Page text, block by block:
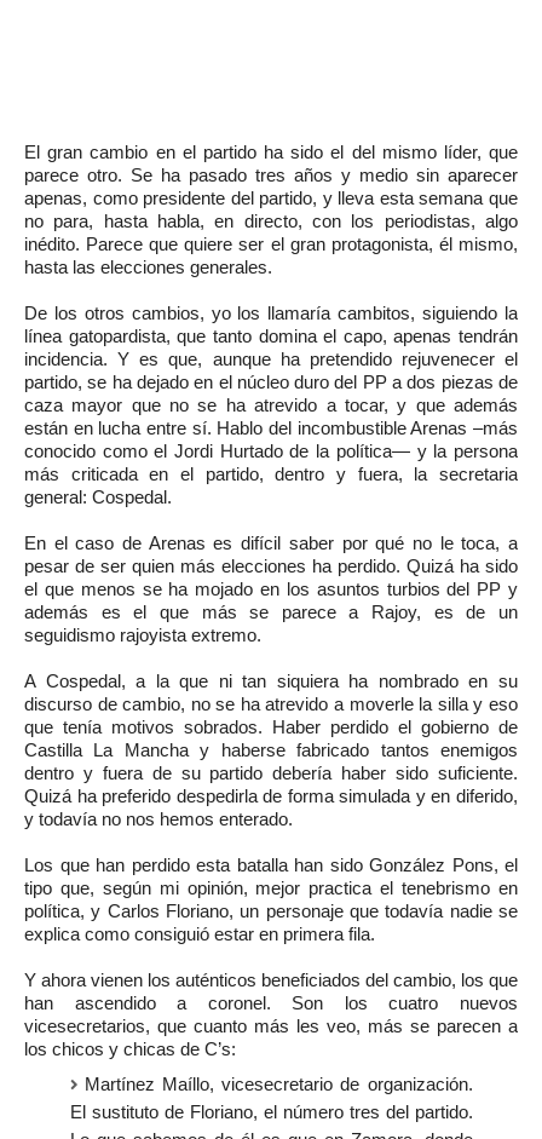
El gran cambio en el partido ha sido el del mismo líder, que
parece otro. Se ha pasado tres años y medio sin aparecer
apenas, como presidente del partido, y lleva esta semana que
no para, hasta habla, en directo, con los periodistas, algo
inédito. Parece que quiere ser el gran protagonista, él mismo,
hasta las elecciones generales.
De los otros cambios, yo los llamaría cambitos, siguiendo la
línea gatopardista, que tanto domina el capo, apenas tendrán
incidencia. Y es que, aunque ha pretendido rejuvenecer el
partido, se ha dejado en el núcleo duro del PP a dos piezas de
caza mayor que no se ha atrevido a tocar, y que además
están en lucha entre sí. Hablo del incombustible Arenas –más
conocido como el Jordi Hurtado de la política— y la persona
más criticada en el partido, dentro y fuera, la secretaria
general: Cospedal.
En el caso de Arenas es difícil saber por qué no le toca, a
pesar de ser quien más elecciones ha perdido. Quizá ha sido
el que menos se ha mojado en los asuntos turbios del PP y
además es el que más se parece a Rajoy, es de un
seguidismo rajoyista extremo.
A Cospedal, a la que ni tan siquiera ha nombrado en su
discurso de cambio, no se ha atrevido a moverle la silla y eso
que tenía motivos sobrados. Haber perdido el gobierno de
Castilla La Mancha y haberse fabricado tantos enemigos
dentro y fuera de su partido debería haber sido suficiente.
Quizá ha preferido despedirla de forma simulada y en diferido,
y todavía no nos hemos enterado.
Los que han perdido esta batalla han sido González Pons, el
tipo que, según mi opinión, mejor practica el tenebrismo en
política, y Carlos Floriano, un personaje que todavía nadie se
explica como consiguió estar en primera fila.
Y ahora vienen los auténticos beneficiados del cambio, los que
han ascendido a coronel. Son los cuatro nuevos
vicesecretarios, que cuanto más les veo, más se parecen a
los chicos y chicas de C’s:
Martínez Maíllo, vicesecretario de organización.
El sustituto de Floriano, el número tres del partido.